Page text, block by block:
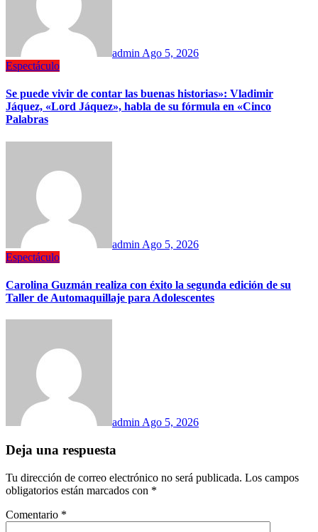
admin Ago 5, 2026
Espectáculo
Se puede vivir de contar las buenas historias»: Vladimir
Jáquez, «Lord Jáquez», habla de su fórmula en «Cinco
Palabras
admin Ago 5, 2026
Espectáculo
Carolina Guzmán realiza con éxito la segunda edición de su
Taller de Automaquillaje para Adolescentes
admin Ago 5, 2026
Deja una respuesta
Tu dirección de correo electrónico no será publicada. Los campos
obligatorios están marcados con *
Comentario *